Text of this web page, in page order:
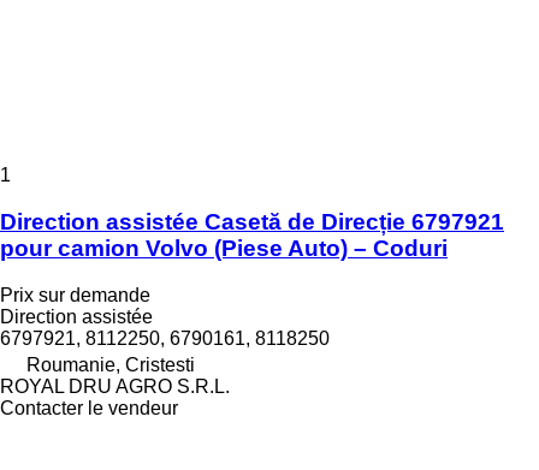
1
Direction assistée Casetă de Direcție 6797921
pour camion Volvo (Piese Auto) – Coduri
Prix sur demande
Direction assistée
6797921, 8112250, 6790161, 8118250
Roumanie, Cristesti
ROYAL DRU AGRO S.R.L.
Contacter le vendeur